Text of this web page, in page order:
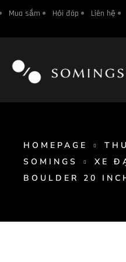
Mua sắm Hỏi đáp Liên hệ
HOMEPAGE
SOMINGS
XE
BOULDER 20